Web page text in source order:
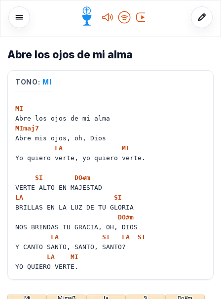
Abre los ojos de mi alma
TONO: MI
MI
Abre los ojos de mi alma
MImaj7
Abre mis ojos, oh, Dios
LA
MI
Yo quiero verte, yo quiero verte.
SI DO#m
VERTE ALTO EN MAJESTAD
LA
SI
BRILLAS EN LA LUZ DE TU GLORIA
DO#m
NOS BRINDAS TU GRACIA, OH, DIOS
LA
SI LA
SI
Y CANTO SANTO, SANTO, SANTO?
LA
MI
YO QUIERO VERTE.